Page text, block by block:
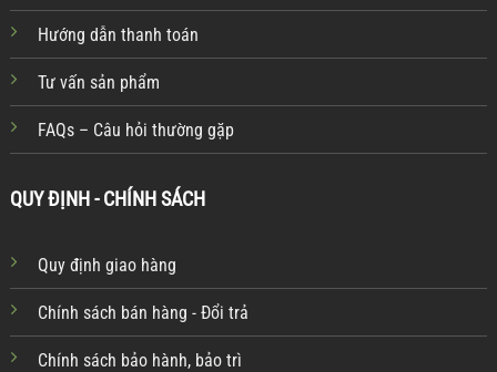
Hướng dẫn thanh toán
Tư vấn sản phẩm
FAQs – Câu hỏi thường gặp
QUY ĐỊNH - CHÍNH SÁCH
Quy định giao hàng
Chính sách bán hàng - Đổi trả
Chính sách bảo hành, bảo trì